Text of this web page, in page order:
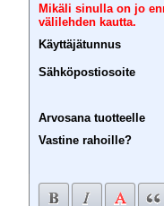
Mikäli sinulla on jo
välilehden kautta.
Käyttäjätunnus
Sähköpostiosoite
Arvosana tuotteelle
Vastine rahoille?